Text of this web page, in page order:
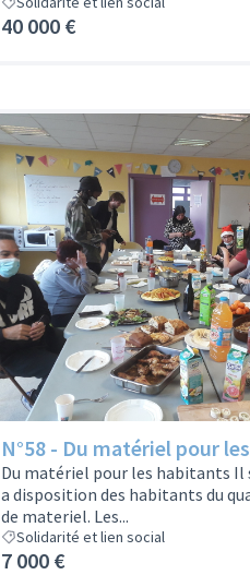
40 000 €
N°58 - Du matériel pour
Du matériel pour les habitants
a disposition des habitants du
de materiel. Les...
Solidarité et lien social
7 000 €